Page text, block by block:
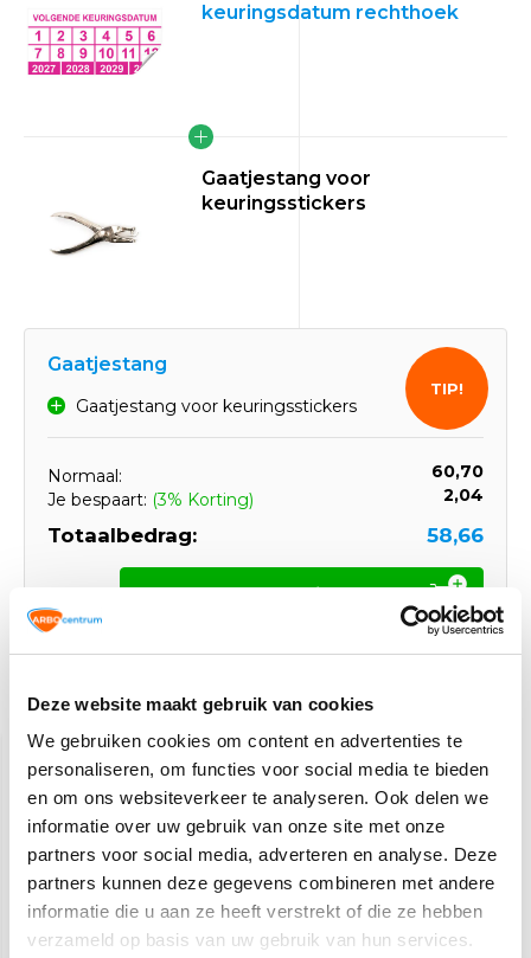
Deze website maakt gebruik van cookies
We gebruiken cookies om content en advertenties te
personaliseren, om functies voor social media te bieden
en om ons websiteverkeer te analyseren. Ook delen we
informatie over uw gebruik van onze site met onze
partners voor social media, adverteren en analyse. Deze
partners kunnen deze gegevens combineren met andere
informatie die u aan ze heeft verstrekt of die ze hebben
verzameld op basis van uw gebruik van hun services.
keuringsdatum rechthoek
Gaatjestang voor
keuringsstickers
Gaatjestang
Gaatjestang voor keuringsstickers
Normaal:
60,70
Je bespaart: (3% Korting) 2,04
Totaalbedrag: 58,66
TIP!
Toevoegen aan winkelwagen
Gerelateerde producten
EazyPAT NEN 3140
SafetyPAT NEN 3140